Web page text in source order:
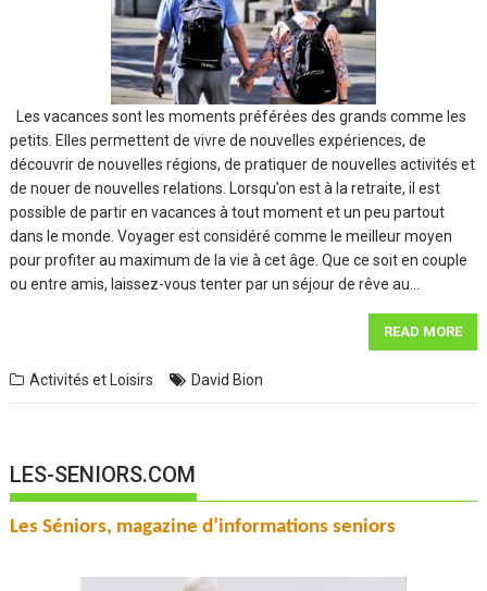
Les vacances sont les moments préférées des grands comme les
petits. Elles permettent de vivre de nouvelles expériences, de
découvrir de nouvelles régions, de pratiquer de nouvelles activités et
de nouer de nouvelles relations. Lorsqu’on est à la retraite, il est
possible de partir en vacances à tout moment et un peu partout
dans le monde. Voyager est considéré comme le meilleur moyen
pour profiter au maximum de la vie à cet âge. Que ce soit en couple
ou entre amis, laissez-vous tenter par un séjour de rêve au…
READ MORE
Activités et Loisirs David Bion
LES-SENIORS.COM
Les Séniors, magazine d’informations seniors